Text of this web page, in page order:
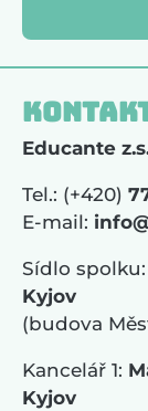
Educante
Tel.: (+420)
E-mail:
Sídlo spolku:
Kyjov
(budova
Kancelář 1:
Kyjov